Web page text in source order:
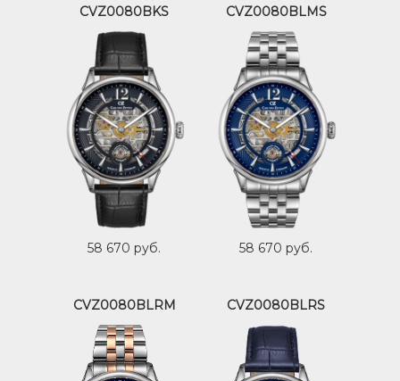
CVZ0080BKS
58 670 руб.
CVZ0080BLMS
58 670 руб.
CVZ0080BLRM CVZ0080BLRS